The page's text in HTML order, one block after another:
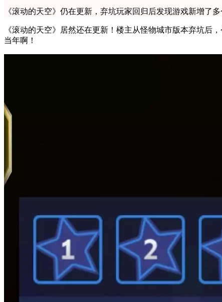
《滚动的天空》仍在更新，弃坑玩家回归后发现游戏新增了
《滚动的天空》居然还在更新！楼主从怪物城市版本弃坑后
当年啊！